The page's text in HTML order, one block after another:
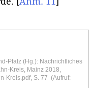
Pfalz (Hg.): Nachrichtliches
Kreis, Mainz 2018,
Kreis.pdf, S. 77 (Aufruf: